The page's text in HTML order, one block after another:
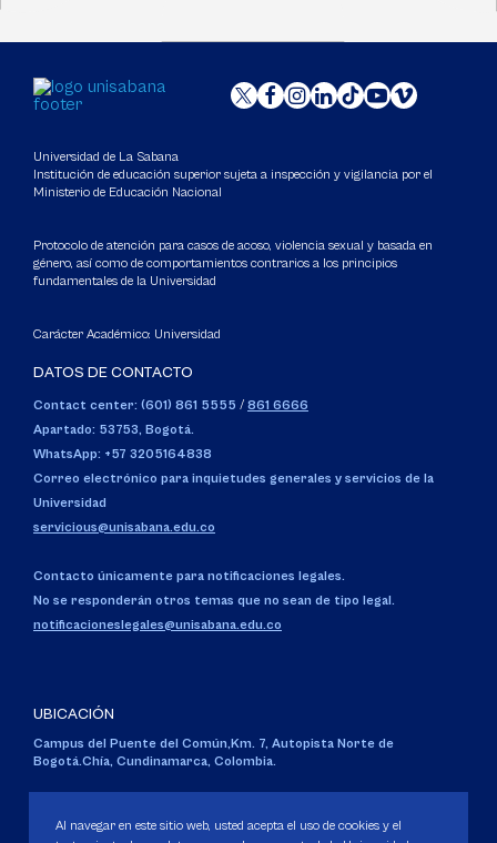
Universidad de La Sabana
Institución de educación superior sujeta a inspección y vigilancia por el
Ministerio de Educación Nacional
Protocolo de atención para casos de acoso, violencia sexual y basada en
género, así como de comportamientos contrarios a los principios
fundamentales de la Universidad
Carácter Académico: Universidad
DATOS DE CONTACTO
Contact center: (601) 861 5555 / 861 6666
Apartado: 53753, Bogotá.
WhatsApp: +57 3205164838
Correo electrónico para inquietudes generales y servicios de la
Universidad
servicious@unisabana.edu.co
Contacto únicamente para notificaciones legales.
No se responderán otros temas que no sean de tipo legal.
notificacioneslegales@unisabana.edu.co
UBICACIÓN
Campus del Puente del Común,Km. 7, Autopista Norte de
Bogotá.Chía, Cundinamarca, Colombia.
Personería Jurídica:Resolución 130 del 14 de enero de 1980.
Ministerio de Educación Nacional.
Al navegar en este sitio web, usted acepta el uso de cookies y el